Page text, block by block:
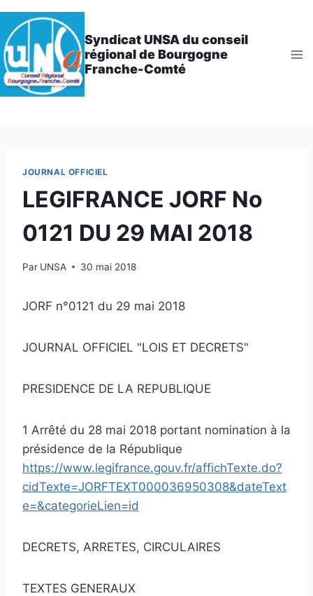
Aller
au
contenu
Syndicat UNSA du conseil
régional de Bourgogne
Franche-Comté
JOURNAL OFFICIEL
LEGIFRANCE JORF No
0121 DU 29 MAI 2018
Par UNSA 30 mai 2018
JORF n°0121 du 29 mai 2018
JOURNAL OFFICIEL "LOIS ET DECRETS"
PRESIDENCE DE LA REPUBLIQUE
1 Arrêté du 28 mai 2018 portant nomination à la
présidence de la République
https://www.legifrance.gouv.fr/affichTexte.do?
cidTexte=JORFTEXT000036950308&dateText
e=&categorieLien=id
DECRETS, ARRETES, CIRCULAIRES
TEXTES GENERAUX